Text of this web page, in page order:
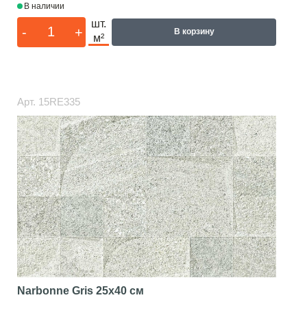
В наличии
- +
шт.
м²
В корзину
Арт. 15RE335
Narbonne Gris 25x40 см